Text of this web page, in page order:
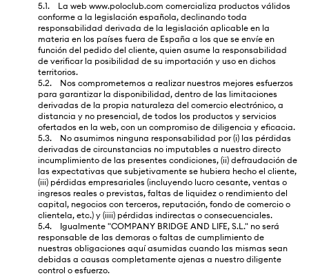
5.1. La web www.poloclub.com comercializa productos válidos
conforme a la legislación española, declinando toda
responsabilidad derivada de la legislación aplicable en la
materia en los países fuera de España a los que se envíe en
función del pedido del cliente, quien asume la responsabilidad
de verificar la posibilidad de su importación y uso en dichos
territorios.
5.2. Nos comprometemos a realizar nuestros mejores esfuerzos
para garantizar la disponibilidad, dentro de las limitaciones
derivadas de la propia naturaleza del comercio electrónico, a
distancia y no presencial, de todos los productos y servicios
ofertados en la web, con un compromiso de diligencia y eficacia.
5.3. No asumimos ninguna responsabilidad por (i) las pérdidas
derivadas de circunstancias no imputables a nuestro directo
incumplimiento de las presentes condiciones, (ii) defraudación de
las expectativas que subjetivamente se hubiera hecho el cliente,
(iii) pérdidas empresariales (incluyendo lucro cesante, ventas o
ingresos reales o previstas, faltas de liquidez o rendimiento del
capital, negocios con terceros, reputación, fondo de comercio o
clientela, etc.) y (iiii) pérdidas indirectas o consecuenciales.
5.4. Igualmente "COMPANY BRIDGE AND LIFE, S.L." no será
responsable de las demoras o faltas de cumplimiento de
nuestras obligaciones aquí asumidas cuando las mismas sean
debidas a causas completamente ajenas a nuestro diligente
control o esfuerzo.